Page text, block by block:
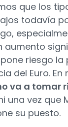
que los
todavía
aumento
riesgo la
del Euro.
va a tomar
una vez que
su puesto.